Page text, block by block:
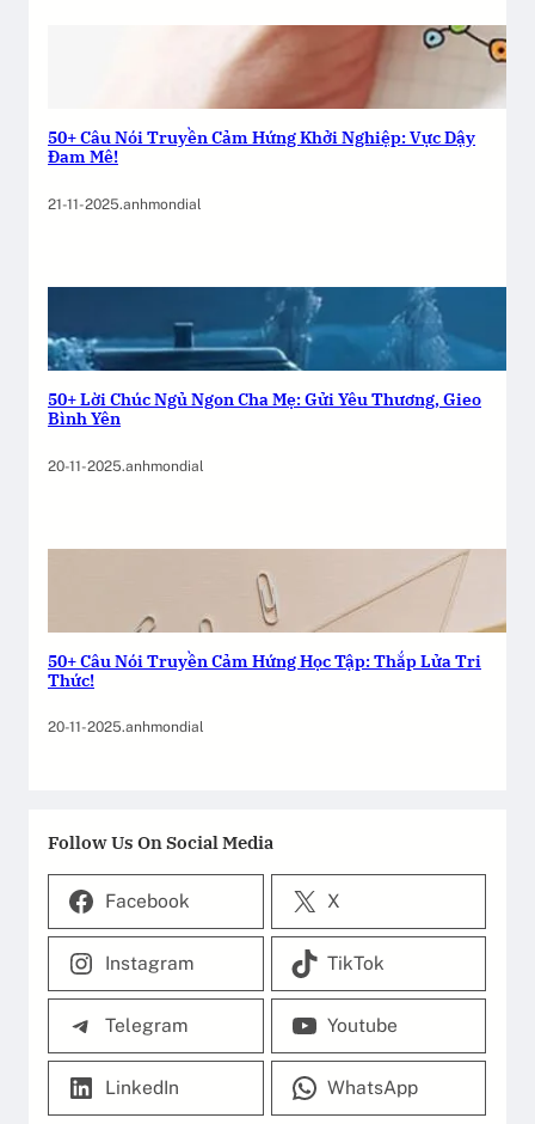
ự
c
g
t
y
n
n
50+ Câu Nói Truyền Cảm Hứng Khởi Nghiệp: Vực Dậy
Đam Mê!
21-11-2025.anhmondial
50+ Lời Chúc Ngủ Ngon Cha Mẹ: Gửi Yêu Thương, Gieo
Bình Yên
20-11-2025.anhmondial
50+ Câu Nói Truyền Cảm Hứng Học Tập: Thắp Lửa Tri
Thức!
20-11-2025.anhmondial
Follow Us On Social Media
Facebook X
Instagram TikTok
Telegram Youtube
LinkedIn WhatsApp